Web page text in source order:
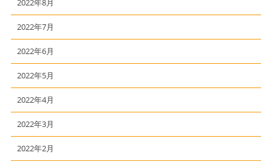
2022年8月
2022年7月
2022年6月
2022年5月
2022年4月
2022年3月
2022年2月